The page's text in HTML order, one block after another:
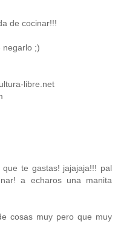
de cocinar!!!
negarlo ;)
libre.net
te gastas! jajajaja!!! pal
a echaros una manita
cosas muy pero que muy